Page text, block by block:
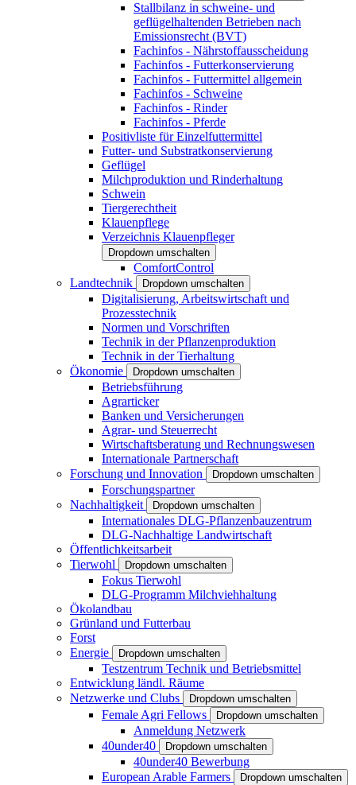
Stallbilanz in schweine- und
geflügelhaltenden Betrieben nach
Emissionsrecht (BVT)
Fachinfos - Nährstoffausscheidung
Fachinfos - Futterkonservierung
Fachinfos - Futtermittel allgemein
Fachinfos - Schweine
Fachinfos - Rinder
Fachinfos - Pferde
Positivliste für Einzelfuttermittel
Futter- und Substratkonservierung
Geflügel
Milchproduktion und Rinderhaltung
Schwein
Tiergerechtheit
Klauenpflege
Verzeichnis Klauenpfleger
Dropdown umschalten
ComfortControl
Landtechnik
Dropdown umschalten
Digitalisierung, Arbeitswirtschaft und
Prozesstechnik
Normen und Vorschriften
Technik in der Pflanzenproduktion
Technik in der Tierhaltung
Ökonomie
Dropdown umschalten
Betriebsführung
Agrarticker
Banken und Versicherungen
Agrar- und Steuerrecht
Wirtschaftsberatung und Rechnungswesen
Internationale Partnerschaft
Forschung und Innovation
Dropdown umschalten
Forschungspartner
Nachhaltigkeit
Dropdown umschalten
Internationales DLG-Pflanzenbauzentrum
DLG-Nachhaltige Landwirtschaft
Öffentlichkeitsarbeit
Tierwohl
Dropdown umschalten
Fokus Tierwohl
DLG-Programm Milchviehhaltung
Ökolandbau
Grünland und Futterbau
Forst
Energie
Dropdown umschalten
Testzentrum Technik und Betriebsmittel
Entwicklung ländl. Räume
Netzwerke und Clubs
Dropdown umschalten
Female Agri Fellows Dropdown umschalten
Anmeldung Netzwerk
40under40
Dropdown umschalten
40under40 Bewerbung
European Arable Farmers
Dropdown umschalten